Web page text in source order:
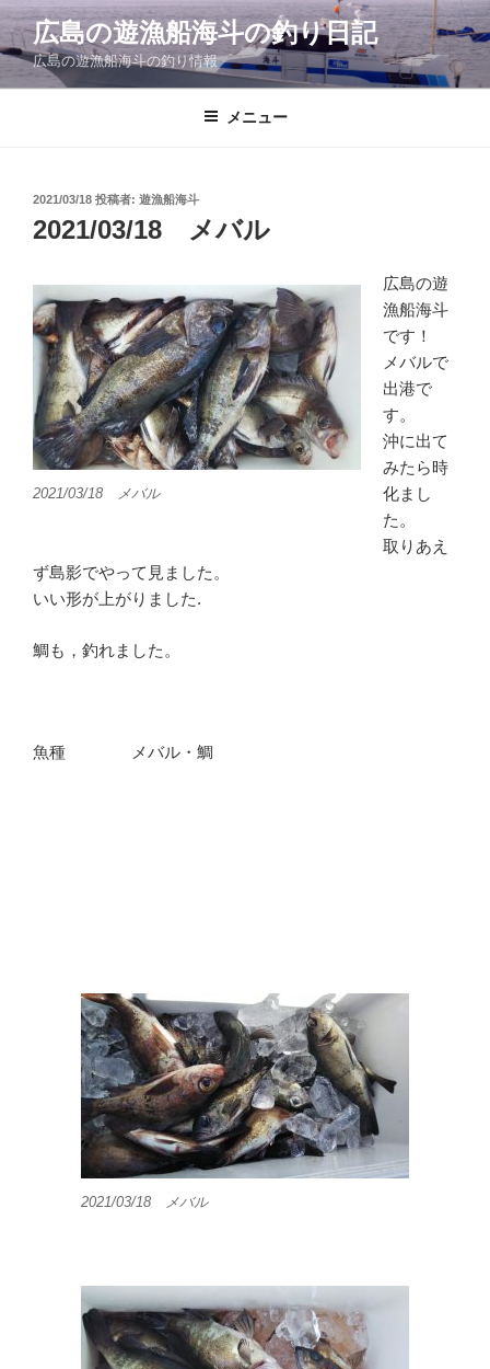
コ
ン
ン
広島の遊漁船海斗の釣り日記
広島の遊漁船海斗の釣り情報
メニュー
投
稿
日:
2021/03/18 投稿者: 遊漁船海斗
2021/03/18 メバル
2021/03/18 メバル
広島の遊
漁船海斗
です！
メバルで
出港で
す。
沖に出て
みたら時
化まし
た。
取りあえ
ず島影でやって見ました。
いい形が上がりました.
鯛も，釣れました。
魚種 メバル・鯛
2021/03/18 メバル